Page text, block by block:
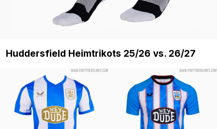
Huddersfield Heimtrikots 25/26 vs. 26/27